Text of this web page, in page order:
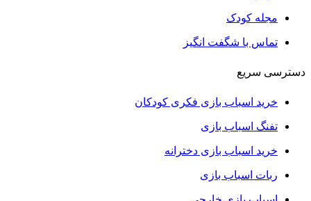
مجله کودک
تماس با شگفت انگیز
دسترسی سریع
خرید اسباب بازی فکری کودکان
تفنگ اسباب بازی
خرید اسباب بازی دخترانه
ربات اسباب بازی